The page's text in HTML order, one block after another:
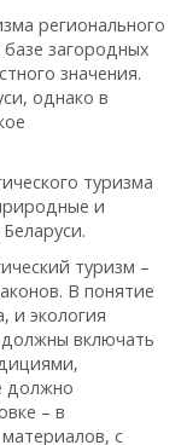
регионального
загородных
значения.
однако в
туризма
и
туризм –
В понятие
и экология
должны включать
должно
– в
с